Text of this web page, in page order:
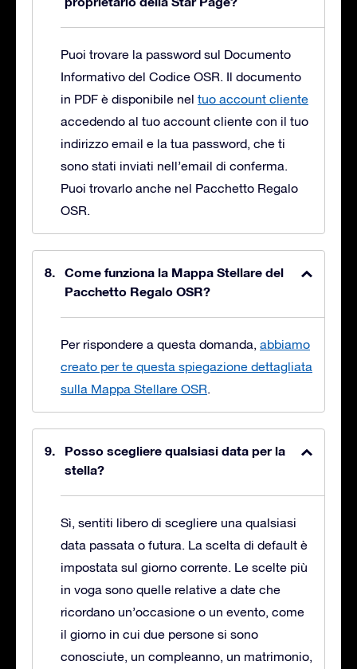
Puoi trovare la password sul Documento
Informativo del Codice OSR. Il documento
in PDF è disponibile nel tuo account cliente
accedendo al tuo account cliente con il tuo
indirizzo email e la tua password, che ti
sono stati inviati nell’email di conferma.
Puoi trovarlo anche nel Pacchetto Regalo
OSR.
Come funziona la Mappa Stellare del
Pacchetto Regalo OSR?
Per rispondere a questa domanda, abbiamo
creato per te questa spiegazione dettagliata
sulla Mappa Stellare OSR.
Posso scegliere qualsiasi data per la
stella?
Sì, sentiti libero di scegliere una qualsiasi
data passata o futura. La scelta di default è
impostata sul giorno corrente. Le scelte più
in voga sono quelle relative a date che
ricordano un’occasione o un evento, come
il giorno in cui due persone si sono
conosciute, un compleanno, un matrimonio,